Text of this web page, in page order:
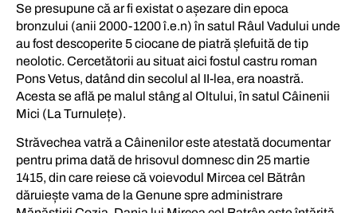
Se presupune că ar fi existat o așezare din epoca
bronzului (anii 2000-1200 î.e.n) în satul Râul Vadului unde
au fost descoperite 5 ciocane de piatră șlefuită de tip
neolotic. Cercetătorii au situat aici fostul castru roman
Pons Vetus, datând din secolul al II-lea, era noastră.
Acesta se află pe malul stâng al Oltului, în satul Câinenii
Mici (La Turnulețe).
Străvechea vatră a Câinenilor este atestată documentar
pentru prima dată de hrisovul domnesc din 25 martie
1415, din care reiese că voievodul Mircea cel Bătrân
dăruiește vama de la Genune spre administrare